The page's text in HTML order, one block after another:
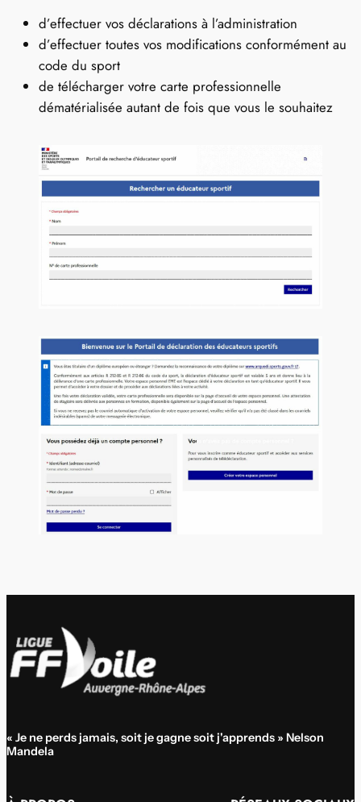
d’effectuer vos déclarations à l’administration
d’effectuer toutes vos modifications conformément au
code du sport
de télécharger votre carte professionnelle
dématérialisée autant de fois que vous le souhaitez
« Je ne perds jamais, soit je gagne soit j'apprends » Nelson
Mandela